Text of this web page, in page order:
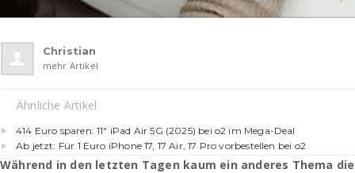
Christian
mehr Artikel
Ähnliche Artikel
414 Euro sparen: 11″ iPad Air 5G (2025) bei o2 im Mega-Deal
Ab jetzt: Für 1 Euro iPhone 17, 17 Air, 17 Pro vorbestellen bei o2
Während in den letzten Tagen kaum ein anderes Thema